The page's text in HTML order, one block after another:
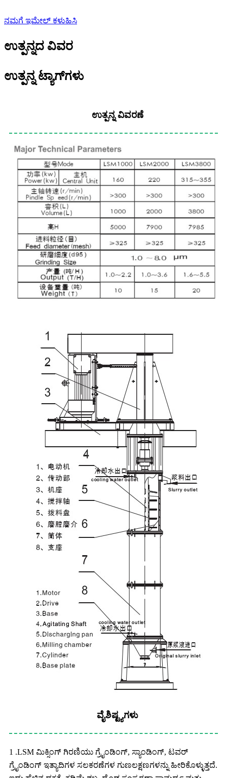
ನಮಗೆ ಇಮೇಲ್ ಕಳುಹಿಸಿ
ಉತ್ಪನ್ನದ ವಿವರ
ಉತ್ಪನ್ನ ಟ್ಯಾಗ್‌ಗಳು
ಉತ್ಪನ್ನ ವಿವರಣೆ
ವೈಶಿಷ್ಟ್ಯಗಳು
1 .LSM ಮಿಕ್ಸಿಂಗ್ ಗಿರಣಿಯು ಗ್ರೈಂಡಿಂಗ್, ಸ್ಯಾಂಡಿಂಗ್, ಟವರ್
ಗ್ರೈಂಡಿಂಗ್ ಇತ್ಯಾದಿಗಳ ಸಲಕರಣೆಗಳ ಗುಣಲಕ್ಷಣಗಳನ್ನು ಹೀರಿಕೊಳ್ಳುತ್ತದೆ.